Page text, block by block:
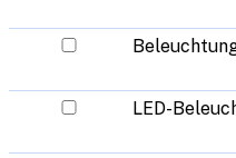
LED-